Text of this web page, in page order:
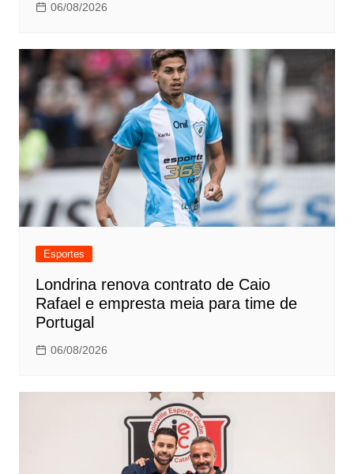
06/08/2026
Esportes
Londrina renova contrato de Caio
Rafael e empresta meia para time de
Portugal
06/08/2026